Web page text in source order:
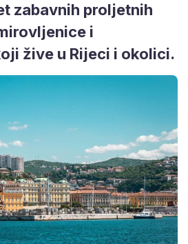
zabavnih proljetnih
i
žive u Rijeci i okolici.